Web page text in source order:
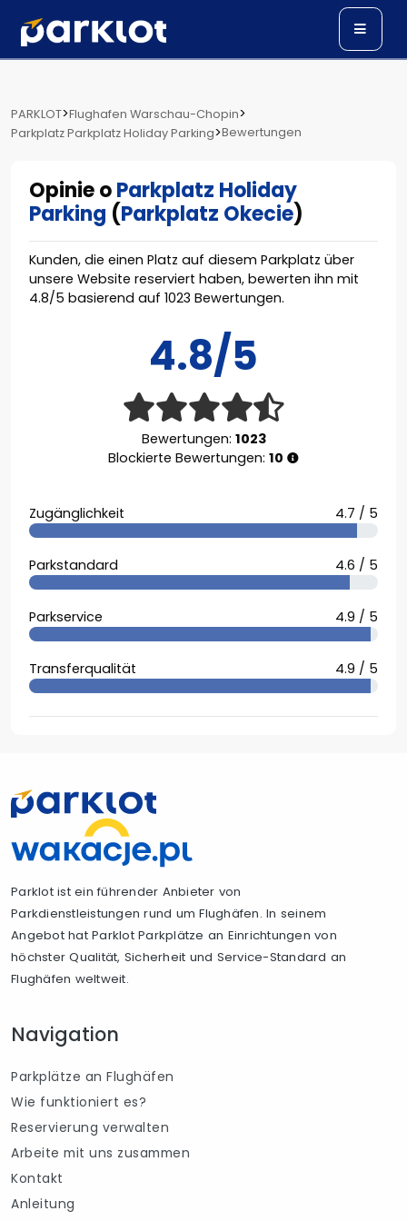
PARKLOT>Flughafen Warschau-Chopin>
Parkplatz Parkplatz Holiday Parking>Bewertungen
Opinie oParkplatz Holiday
Parking (Parkplatz Okecie)
Kunden, die einen Platz auf diesem Parkplatz über
unsere Website reserviert haben, bewerten ihn mit
4.8/5 basierend auf 1023 Bewertungen.
4.8/5
Bewertungen: 1023
Blockierte Bewertungen: 10
Zugänglichkeit 4.7 / 5
Parkstandard 4.6 / 5
Parkservice 4.9 / 5
Transferqualität 4.9 / 5
Parklot ist ein führender Anbieter von
Parkdienstleistungen rund um Flughäfen. In seinem
Angebot hat Parklot Parkplätze an Einrichtungen von
höchster Qualität, Sicherheit und Service-Standard an
Flughäfen weltweit.
Navigation
Parkplätze an Flughäfen
Wie funktioniert es?
Reservierung verwalten
Arbeite mit uns zusammen
Kontakt
Anleitung